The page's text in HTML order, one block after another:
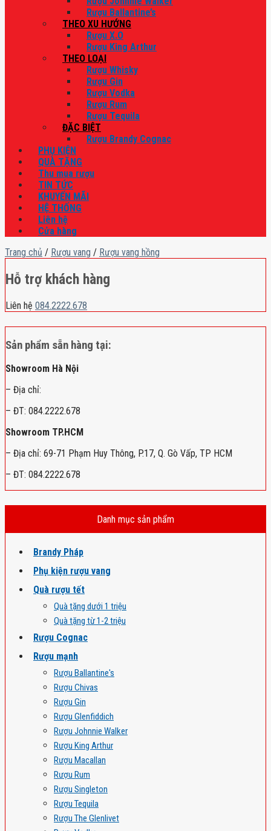
Rượu Ballantine’s
THEO XU HƯỚNG
Rượu X.O
Rượu King Arthur
THEO LOẠI
Rượu Whisky
Rượu Gin
Rượu Vodka
Rượu Rum
Rượu Tequila
ĐẶC BIỆT
Rượu Brandy Cognac
PHỤ KIỆN
QUÀ TẶNG
Thu mua rượu
TIN TỨC
KHUYẾN MÃI
HỆ THỐNG
Liên hệ
Cửa hàng
Trang chủ / Rượu vang / Rượu vang hồng
Hỗ trợ khách hàng
Liên hệ 084.2222.678
Sản phẩm sẵn hàng tại:
Showroom Hà Nội
– Địa chỉ:
– ĐT: 084.2222.678
Showroom TP.HCM
– Địa chỉ: 69-71 Phạm Huy Thông, P.17, Q. Gò Vấp, TP HCM
– ĐT: 084.2222.678
Danh mục sản phẩm
Brandy Pháp
Phụ kiện rượu vang
Quà rượu tết
Quà tặng dưới 1 triệu
Quà tặng từ 1-2 triệu
Rượu Cognac
Rượu mạnh
Rượu Ballantine's
Rượu Chivas
Rượu Gin
Rượu Glenfiddich
Rượu Johnnie Walker
Rượu King Arthur
Rượu Macallan
Rượu Rum
Rượu Singleton
Rượu Tequila
Rượu The Glenlivet